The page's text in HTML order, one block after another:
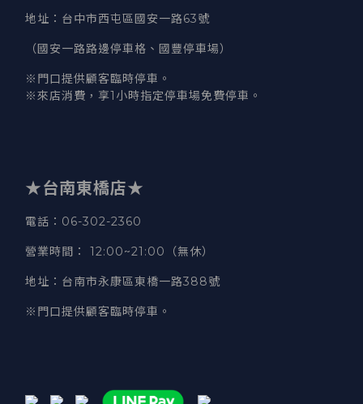
地址 ：台中市西屯區國安一路63號
（國安一路路邊停車格、國豐停車場）
※門口提供顧客臨時停車。
※來店消費，享1小時指定停車場免費停車。
★台南東橋店★
電話 ：06-302-2360
營業時間 ： 12:00~21:00（無休）
地址 ：台南市永康區東橋一路388號
※門口提供顧客臨時停車。